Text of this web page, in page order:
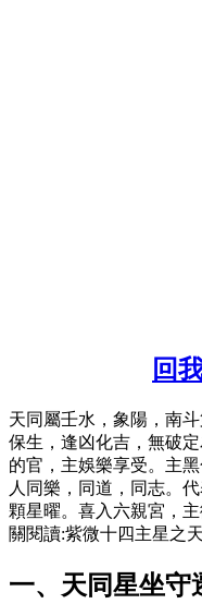
回
天同屬壬水，象陽，南
保生，逢凶化吉，無破
的官，主娛樂享受。主
人同樂，同道，同志。
顆星曜。喜入六親宮，
關閱讀:紫微十四主星之
一、天同星坐守